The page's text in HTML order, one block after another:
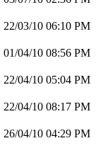
22/03/10 06:10 PM
01/04/10 08:56 PM
22/04/10 05:04 PM
22/04/10 08:17 PM
26/04/10 04:29 PM